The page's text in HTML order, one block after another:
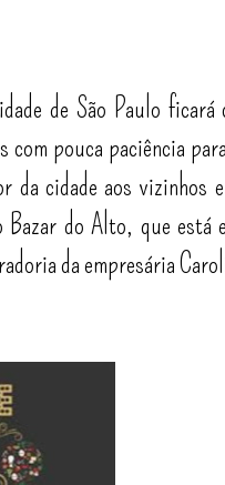
de São Paulo ficará
pouca paciência
da cidade aos vizinhos
do Alto, que está
da empresária